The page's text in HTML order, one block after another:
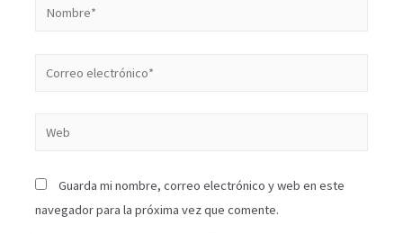
Guarda mi nombre, correo electrónico y web en este
navegador para la próxima vez que comente.